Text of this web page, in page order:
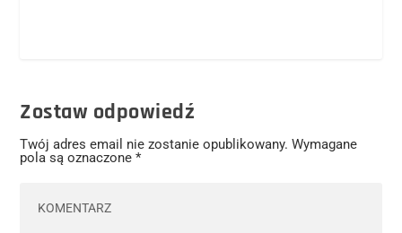
Zostaw odpowiedź
Twój adres email nie zostanie opublikowany. Wymagane
pola są oznaczone*